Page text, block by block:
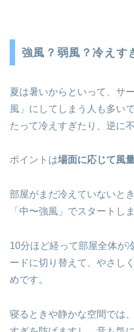
強風？弱風？冷えす
夏は暑いからといって、サ
風」にしてしまう人も多い
たって冷えすぎたり、逆に
ポイントは場面に応じて風
部屋がまだ冷えていないと
「中〜強風」でスタートし
10分ほど経って部屋全体が
ードに切り替えて、やさし
めです。
寝るときや静かな空間では